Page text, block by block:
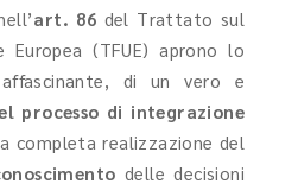
art. 86 del Trattato sul
Europea (TFUE) aprono lo
di un vero e
processo di integrazione
completa realizzazione del
delle decisioni